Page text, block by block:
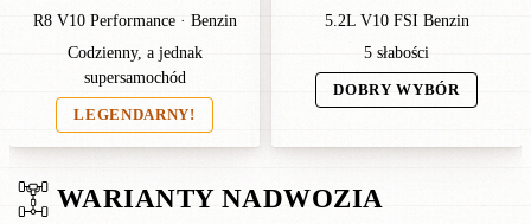
R8 V10 Performance · Benzin
Codzienny, a jednak
supersamochód
LEGENDARNY!
5.2L V10 FSI Benzin
5 słabości
DOBRY WYBÓR
WARIANTY NADWOZIA